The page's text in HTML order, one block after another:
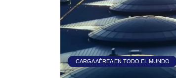
CARGA AÉREA EN TODO EL MUNDO